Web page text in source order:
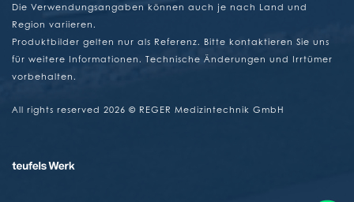
Die Verwendungsangaben können auch je nach Land und
Region variieren.
Produktbilder gelten nur als Referenz. Bitte kontaktieren Sie uns
für weitere Informationen. Technische Änderungen und Irrtümer
vorbehalten.
All rights reserved 2026 © REGER Medizintechnik GmbH